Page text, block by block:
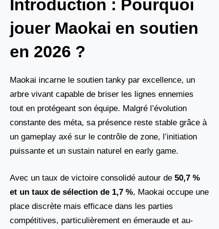
Introduction : Pourquoi
jouer Maokai en soutien
en 2026 ?
Maokai incarne le soutien tanky par excellence, un
arbre vivant capable de briser les lignes ennemies
tout en protégeant son équipe. Malgré l’évolution
constante des méta, sa présence reste stable grâce à
un gameplay axé sur le contrôle de zone, l’initiation
puissante et un sustain naturel en early game.
Avec un taux de victoire consolidé autour de 50,7 %
et un taux de sélection de 1,7 %, Maokai occupe une
place discrète mais efficace dans les parties
compétitives, particulièrement en émeraude et au-